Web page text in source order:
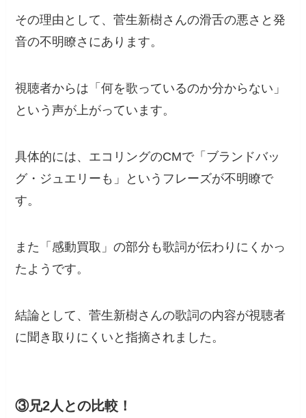
その理由として、菅生新樹さんの滑舌の悪さと発
音の不明瞭さにあります。
視聴者からは「何を歌っているのか分からない」
という声が上がっています。
具体的には、エコリングのCMで「ブランドバッ
グ・ジュエリーも」というフレーズが不明瞭で
す。
また「感動買取」の部分も歌詞が伝わりにくかっ
たようです。
結論として、菅生新樹さんの歌詞の内容が視聴者
に聞き取りにくいと指摘されました。
③兄2人との比較！